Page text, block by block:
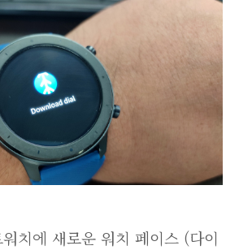
치에 새로운 워치 페이스 (다이